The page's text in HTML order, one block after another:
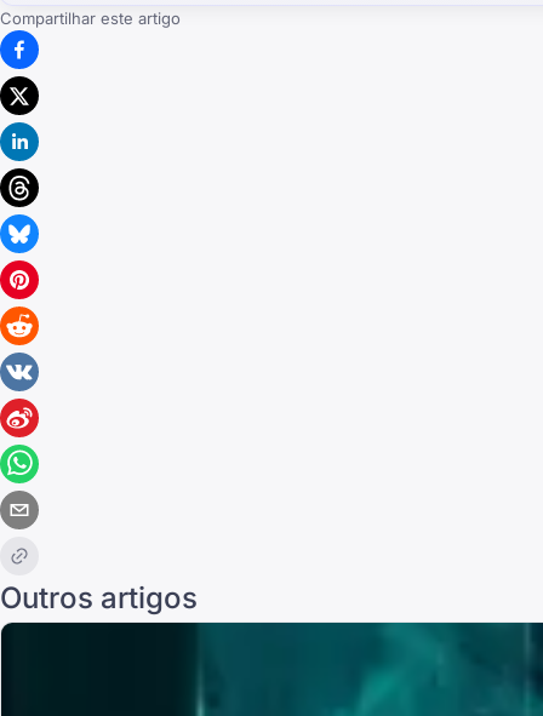
Compartilhar este artigo
Outros artigos